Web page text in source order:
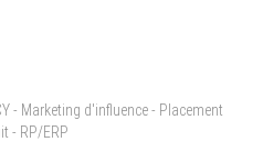
- Marketing d'influence - Placement
- RP/ERP